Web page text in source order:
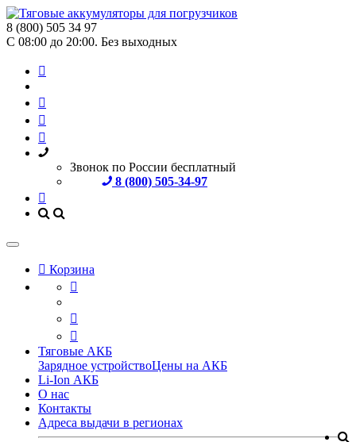
8 (800) 505 34 97
С 08:00 до 20:00. Без выходных
Звонок по России бесплатный
8 (800) 505-34-97
Корзина
Тяговые АКБ
Зарядное устройствоЦены на АКБ
Li-Ion АКБ
О нас
Контакты
Адреса выдачи в регионах